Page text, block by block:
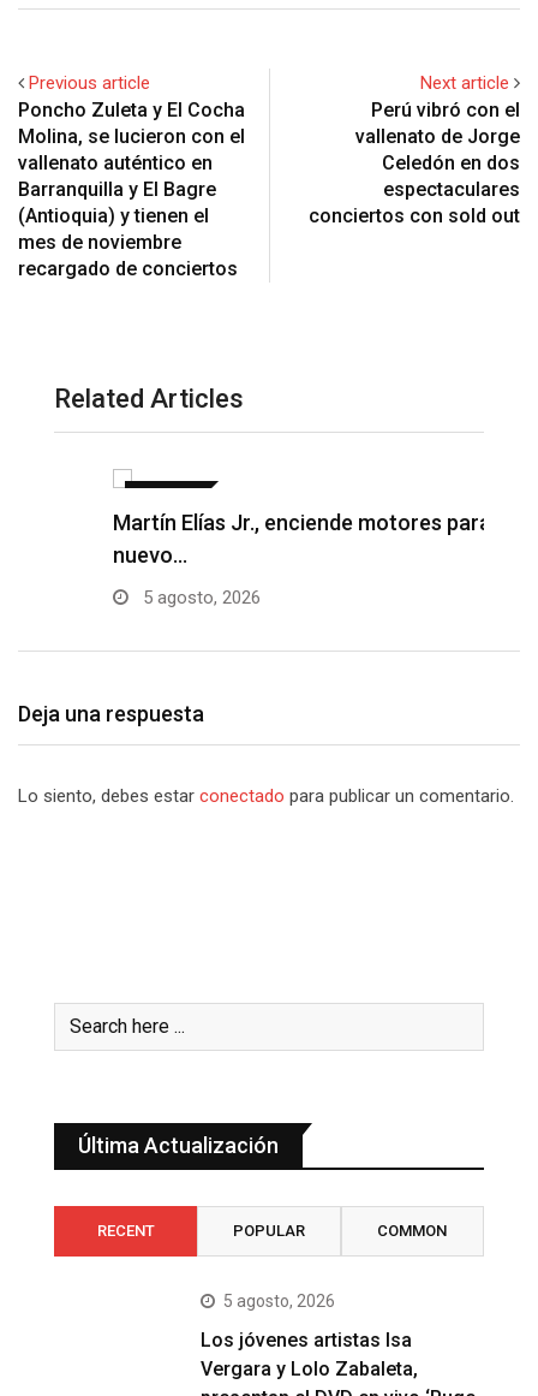
Previous article
Poncho Zuleta y El Cocha
Molina, se lucieron con el
vallenato auténtico en
Barranquilla y El Bagre
(Antioquia) y tienen el
mes de noviembre
recargado de conciertos
Next article
Perú vibró con el
vallenato de Jorge
Celedón en dos
espectaculares
conciertos con sold out
Related Articles
Martín Elías Jr., enciende motores para su
nuevo…
5 agosto, 2026
Deja una respuesta
Lo siento, debes estar conectado para publicar un comentario.
Última Actualización
RECENT POPULAR COMMON
5 agosto, 2026
Los jóvenes artistas Isa
Vergara y Lolo Zabaleta,